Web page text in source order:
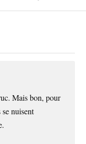
Mais bon, pour
nuisent